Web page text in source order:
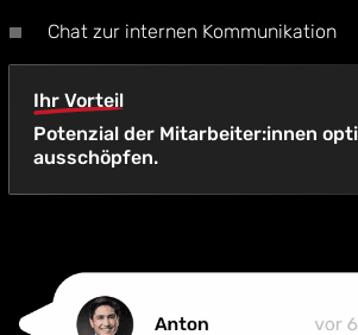
Chat zur internen Kommunikation
Ihr Vorteil
Potenzial der Mitarbeiter:innen
ausschöpfen.